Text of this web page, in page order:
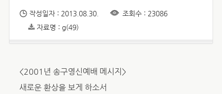
작성일자 : 2013.08.30.
조회수 : 23086
자료명 : g(49)
<2001년 송구영신예배 메시지>
새로운 환상을 보게 하소서